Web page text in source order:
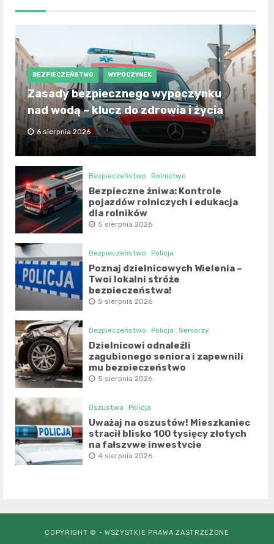
BEZPIECZEŃSTWO WYPOCZYNEK
Zasady bezpiecznego wypoczynku
nad wodą – klucz do zdrowia i życia
6 sierpnia 2026
Bezpieczeństwo Rolnictwo
Bezpieczne żniwa: Kontrole
pojazdów rolniczych i edukacja
dla rolników
5 sierpnia 2026
Bezpieczeństwo Policja
Poznaj dzielnicowych Wielenia –
Twoi lokalni stróże
bezpieczeństwa!
5 sierpnia 2026
Bezpieczeństwo Policja Seniorzy
Dzielnicowi odnaleźli
zagubionego seniora i zapewnili
mu bezpieczeństwo
5 sierpnia 2026
Oszustwa Policja
Uważaj na oszustów! Mieszkaniec
stracił blisko 100 tysięcy złotych
na fałszywe inwestycje
4 sierpnia 2026
COPYRIGHT © - WSZYSTKIE PRAWA ZASTRZEŻONE